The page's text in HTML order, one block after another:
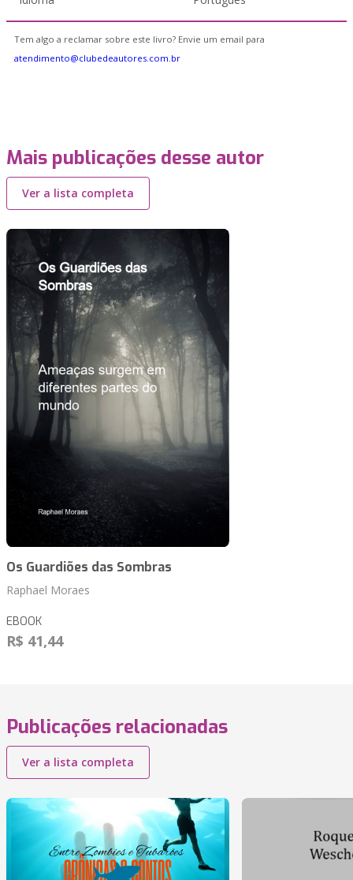
Tem algo a reclamar sobre este livro? Envie um email para
atendimento@clubedeautores.com.br
Mais publicações desse autor
Ver a lista completa
Os Guardiões das Sombras
Raphael Moraes
EBOOK
R$ 41,44
Publicações relacionadas
Ver a lista completa